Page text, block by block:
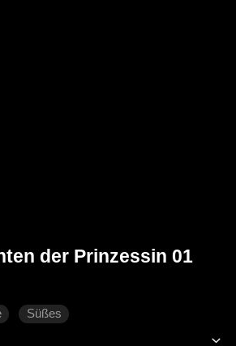
der Prinzessin 01
Süßes